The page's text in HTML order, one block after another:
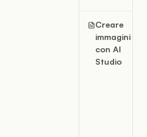
Creare
immagini
con AI
Studio